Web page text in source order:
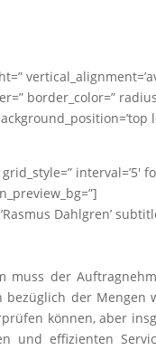
border_color=”
Dahlgren’
muss der
bezüglich der
können, aber
und effizienten